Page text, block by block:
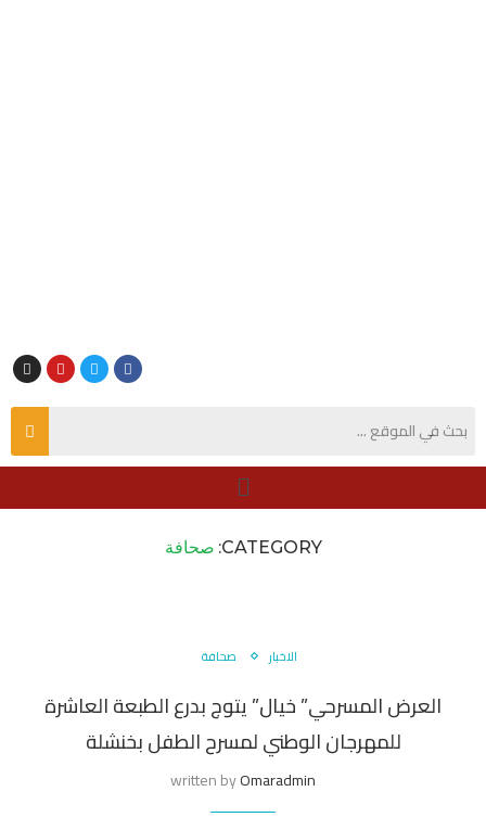
CATEGORY: صحافة
الاخبار صحافة
العرض المسرحي” خيال” يتوج بدرع الطبعة العاشرة
للمهرجان الوطني لمسرح الطفل بخنشلة
written byOmaradmin